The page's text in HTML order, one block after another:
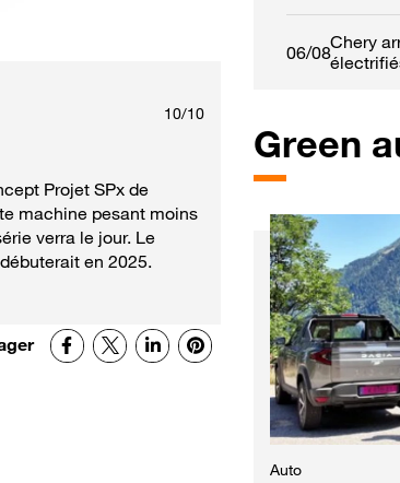
10/10
Projet SPx de
machine pesant moins
verra le jour. Le
en 2025.
Facebook
X LinkedInPinterest
06/08Chery
Green
Auto